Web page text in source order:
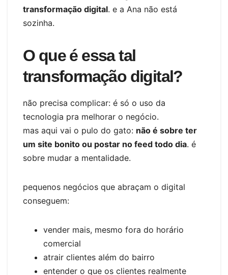
transformação digital. e a Ana não está
sozinha.
O que é essa tal
transformação digital?
não precisa complicar: é só o uso da
tecnologia pra melhorar o negócio.
mas aqui vai o pulo do gato: não é sobre ter
um site bonito ou postar no feed todo dia. é
sobre mudar a mentalidade.
pequenos negócios que abraçam o digital
conseguem:
vender mais, mesmo fora do horário
comercial
atrair clientes além do bairro
entender o que os clientes realmente